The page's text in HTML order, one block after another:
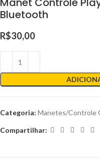
Bluetooth
R$30,00
Categoria: Manetes/Controle
Compartilhar: